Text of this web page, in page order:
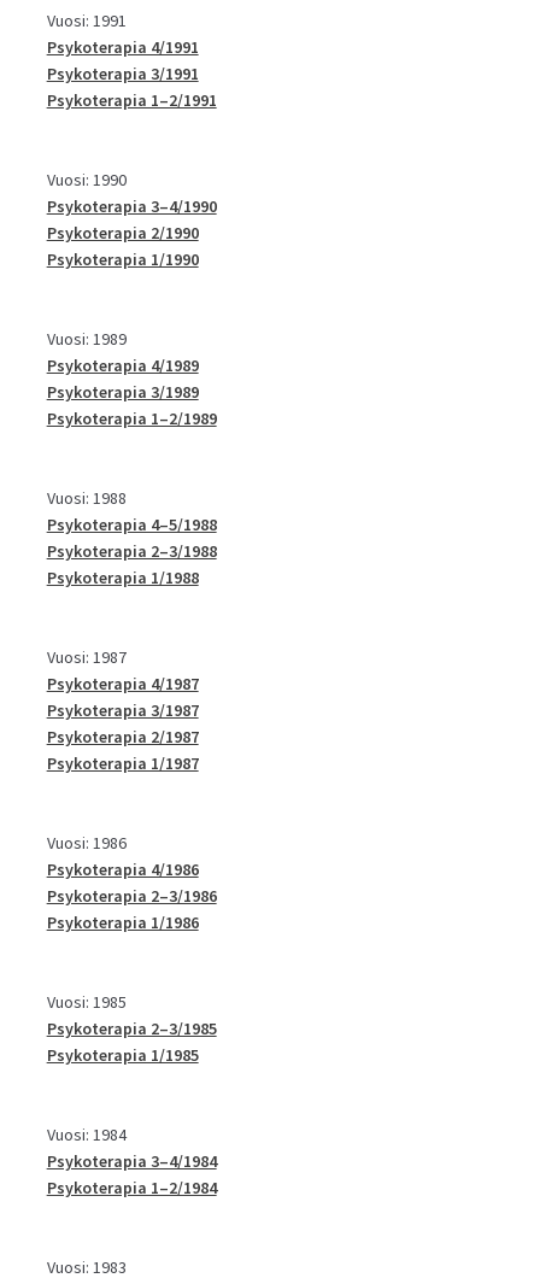
Vuosi: 1991
Psykoterapia 4/1991
Psykoterapia 3/1991
Psykoterapia 1–2/1991
Vuosi: 1990
Psykoterapia 3–4/1990
Psykoterapia 2/1990
Psykoterapia 1/1990
Vuosi: 1989
Psykoterapia 4/1989
Psykoterapia 3/1989
Psykoterapia 1–2/1989
Vuosi: 1988
Psykoterapia 4–5/1988
Psykoterapia 2–3/1988
Psykoterapia 1/1988
Vuosi: 1987
Psykoterapia 4/1987
Psykoterapia 3/1987
Psykoterapia 2/1987
Psykoterapia 1/1987
Vuosi: 1986
Psykoterapia 4/1986
Psykoterapia 2–3/1986
Psykoterapia 1/1986
Vuosi: 1985
Psykoterapia 2–3/1985
Psykoterapia 1/1985
Vuosi: 1984
Psykoterapia 3–4/1984
Psykoterapia 1–2/1984
Vuosi: 1983